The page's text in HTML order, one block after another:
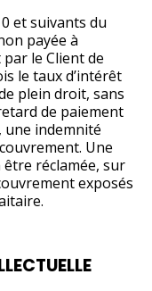
et suivants du
payée à
par le Client de
le taux d’intérêt
plein droit, sans
de paiement
indemnité
Une
réclamée, sur
exposés